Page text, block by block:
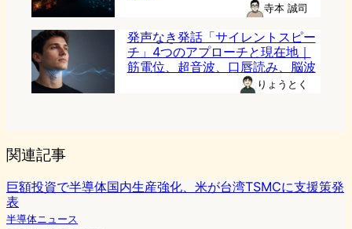
寺本 誠司
発声なき発話「サイレントスピー
チ」4つのアプローチと現在地｜
筋電位、超音波、口唇読み、脳波
りょうとく
関連記事
巨額投資で半導体国内生産強化、米が台湾TSMCに支援策発
表
半導体ニュース